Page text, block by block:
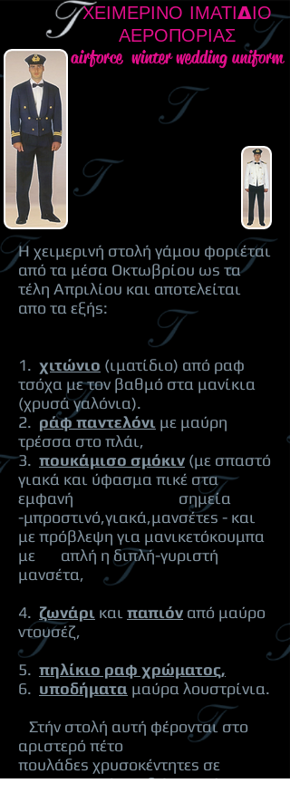
ΧΕΙΜΕΡΙΝΟ ΙΜΑΤΙΔΙΟ
ΑΕΡΟΠΟΡΙΑΣ
airforce winter wedding uniform
Η χειμερινή στολή γάμου φοριέται
από τα μέσα Οκτωβρίου ωs τα
τέλη Απριλίου και αποτελείται
απο τα εξήs:
1. χιτώνιο (ιματίδιο) από ραφ
τσόχα με τον βαθμό στα μανίκια
(χρυσά γαλόνια).
2. ράφ παντελόνι με μαύρη
τρέσσα στο πλάι,
3. πουκάμισο σμόκιν (με σπαστό
γιακά και ύφασμα πικέ στα
εμφανή σημεία
-μπροστινό,γιακά,μανσέτεs - και
με πρόβλεψη για μανικετόκουμπα
με απλή η διπλή-γυριστή
μανσέτα,
4. ζωνάρι και παπιόν από μαύρο
ντουσέζ,
5. πηλίκιο ραφ χρώματος,
6. υποδήματα μαύρα λουστρίνια.
Στήν στολή αυτή φέρονται στο
αριστερό πέτο
πουλάδεs χρυσοκέντητεs σε
σμικρογραφία καθώs παράσημα